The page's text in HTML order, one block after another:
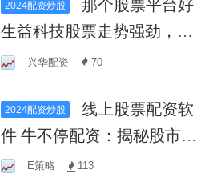
2024配资炒股
生益科技股票走势强劲，市
场前景广阔，投资者关注度
持续升温
兴华配资 70
2024配资炒股
线上股票配资软
件 牛不停配资：揭秘股市高
效投资策略，助力投资者实
E策略 113